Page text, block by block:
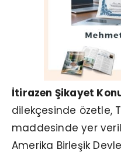
İtirazen Şikayet
dilekçesinde özetle,
maddesinde yer
Amerika Birleşik